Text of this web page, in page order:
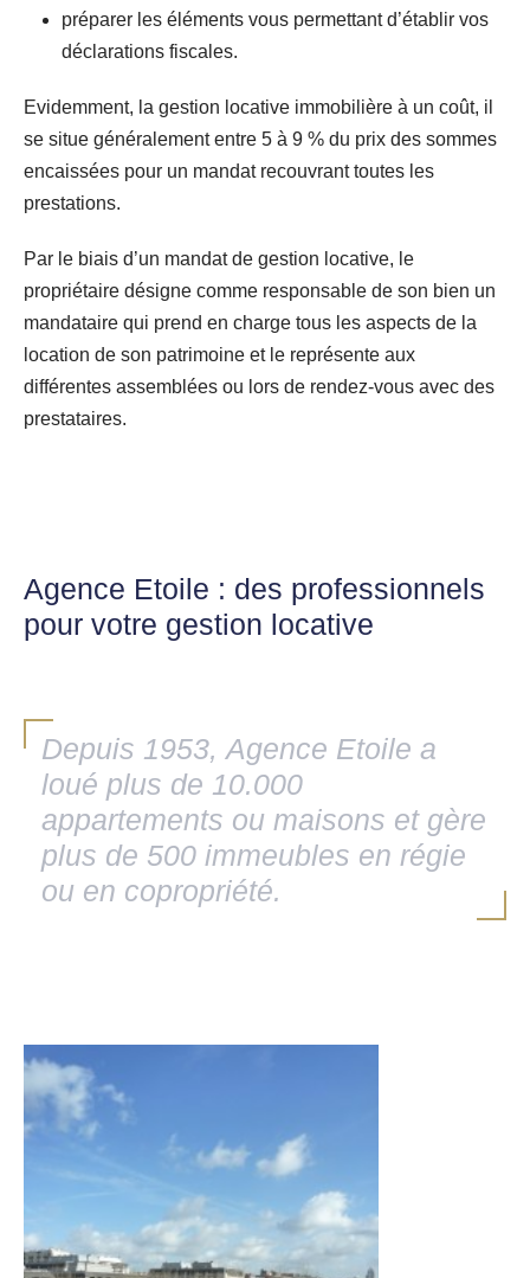
préparer les éléments vous permettant d’établir vos
déclarations fiscales.
Evidemment, la gestion locative immobilière à un coût, il
se situe généralement entre 5 à 9 % du prix des sommes
encaissées pour un mandat recouvrant toutes les
prestations.
Par le biais d’un mandat de gestion locative, le
propriétaire désigne comme responsable de son bien un
mandataire qui prend en charge tous les aspects de la
location de son patrimoine et le représente aux
différentes assemblées ou lors de rendez-vous avec des
prestataires.
Agence Etoile : des professionnels
pour votre gestion locative
Depuis 1953, Agence Etoile a
loué plus de 10.000
appartements ou maisons et gère
plus de 500 immeubles en régie
ou en copropriété.